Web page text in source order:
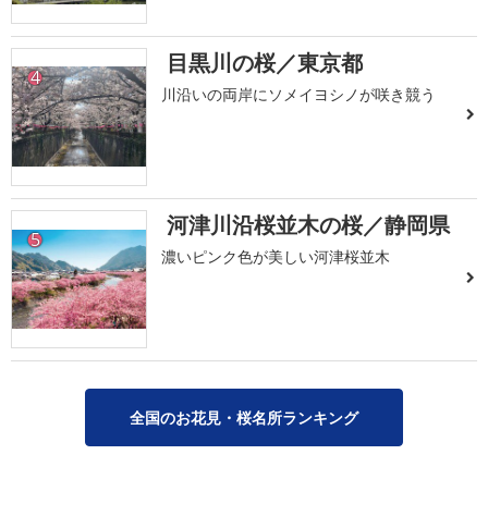
4 目黒川の桜／東京都
川沿いの両岸にソメイヨシノが咲き競う
5 河津川沿桜並木の桜／静岡県
濃いピンク色が美しい河津桜並木
全国のお花見・桜名所ランキング